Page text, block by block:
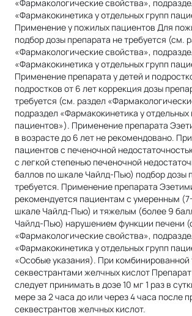
«Фармакологические свойства»,
«Фармакокинетика у отдельных групп
Применение у пожилых пациентов Для
подбор дозы препарата не требуется (см.
«Фармакологические свойства»,
«Фармакокинетика у отдельных групп
Применение препарата у детей и
подростков от 6 лет коррекция дозы
требуется (см. раздел
подраздел «Фармакокинетика у отдельных
пациентов»). Применение препарата
в возрасте до 6 лет не рекомендовано.
пациентов с печеночной
с легкой степенью печеночной
баллов по шкале Чайлд-Пью) подбор дозы
требуется. Применение препарата
рекомендуется пациентам с умеренным
шкале Чайлд-Пью) и тяжелым (более 9
Чайлд-Пью) нарушением функции печени
«Фармакологические свойства»,
«Фармакокинетика у отдельных групп
«Особые указания). При комбинированной
секвестрантами желчных кислот
следует принимать в дозе 10 мг 1 раз в
мере за 2 часа до или через 4 часа после
секвестрантов желчных кислот.